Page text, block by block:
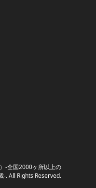
-全国2000ヶ所以上の
-. All Rights Reserved.